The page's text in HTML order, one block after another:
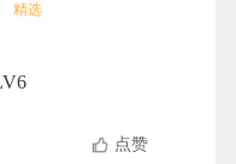
精选
点赞